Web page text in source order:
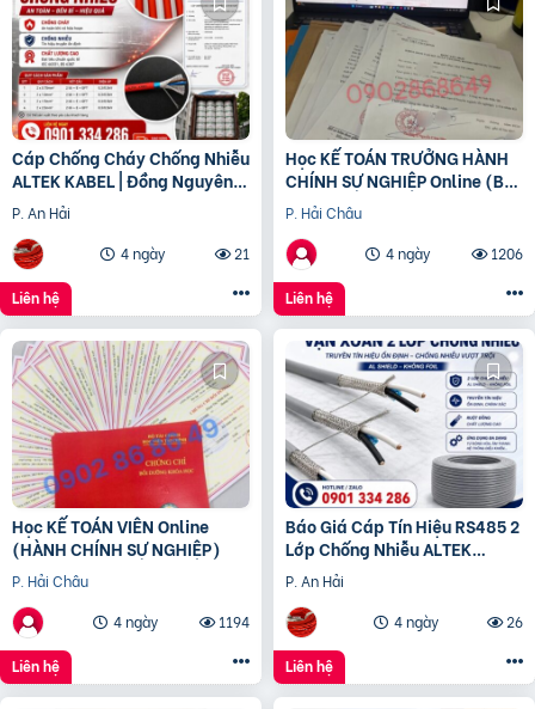
Cáp Chống Cháy Chống Nhiễu
ALTEK KABEL | Đồng Nguyên
Chất 100%, Đảm Bảo An Toàn
Công Trình
P. An Hải
4 ngày
21
Liên hệ
Học KẾ TOÁN TRƯỞNG HÀNH
CHÍNH SỰ NGHIỆP Online (Bộ
tài chính) cấp chứng chỉ để
bổ nhiệm
P. Hải Châu
4 ngày
1206
Liên hệ
Học KẾ TOÁN VIÊN Online
(HÀNH CHÍNH SỰ NGHIỆP)
P. Hải Châu
4 ngày
1194
Liên hệ
Báo Giá Cáp Tín Hiệu RS485 2
Lớp Chống Nhiễu ALTEK
KABEL | Đồng Nguyên Chất
100%, Chống Nhiễu Tối
P. An Hải
4 ngày
26
Liên hệ